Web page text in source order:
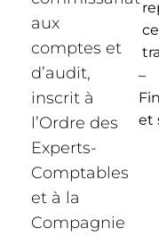
aux
comptes et
d’audit,
inscrit à
l’Ordre des
Experts-
Comptables
et à la
Compagnie
–
et